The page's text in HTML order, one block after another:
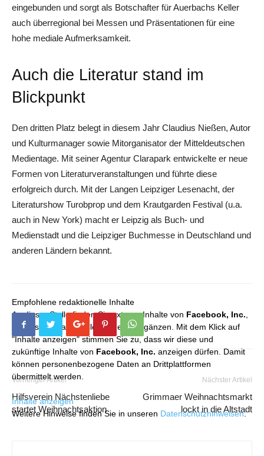
eingebunden und sorgt als Botschafter für Auerbachs Keller
auch überregional bei Messen und Präsentationen für eine
hohe mediale Aufmerksamkeit.
Auch die Literatur stand im
Blickpunkt
Den dritten Platz belegt in diesem Jahr Claudius Nießen, Autor
und Kulturmanager sowie Mitorganisator der Mitteldeutschen
Medientage. Mit seiner Agentur Clarapark entwickelte er neue
Formen von Literaturveranstaltungen und führte diese
erfolgreich durch. Mit der Langen Leipziger Lesenacht, der
Literaturshow Turobprop und dem Krautgarden Festival (u.a.
auch in New York) macht er Leipzig als Buch- und
Medienstadt und die Leipziger Buchmesse in Deutschland und
anderen Ländern bekannt.
Empfohlene redaktionelle Inhalte
An dieser Stelle finden Sie externe Inhalte von Facebook, Inc.
die unser redaktionelles Angebot ergänzen. Mit dem Klick auf
"Inhalte anzeigen" stimmen Sie zu, dass wir diese und
zukünftige Inhalte von Facebook, Inc. anzeigen dürfen. Damit
können personenbezogene Daten an Drittplattformen
übermittelt werden.
Inhalte anzeigen
Weitere Hinweise finden Sie in unseren Datenschutzhinweisen.
Vorheriger Artikel
Hilfsverein Nächstenliebe
startet Weihnachtsaktion
Nächster Artikel
Grimmaer Weihnachtsmarkt
lockt in die Altstadt